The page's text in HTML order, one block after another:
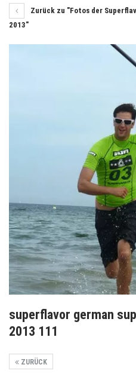
Zurück zu "Fotos der
2013"
superflavor german
2013 111
ZURÜCK